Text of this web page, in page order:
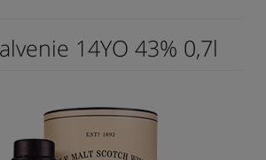
14YO 43% 0,7l